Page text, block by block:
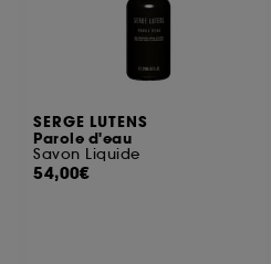
SERGE LUTENS
Parole d'eau
Savon Liquide
54,00€